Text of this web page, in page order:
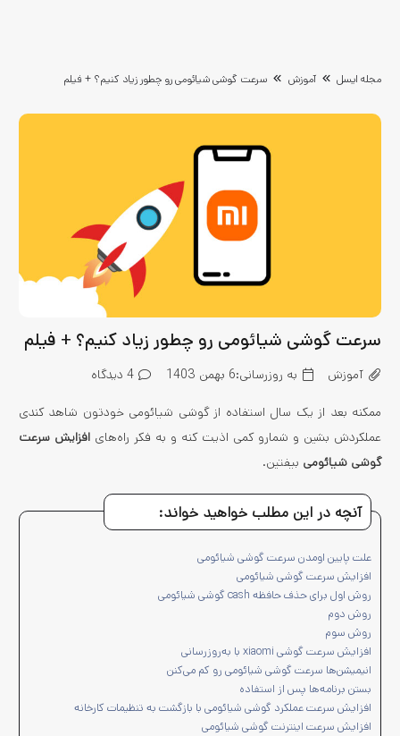
مجله ایسل آموزش سرعت گوشی شیائومی رو چطور زیاد کنیم؟ + فیلم
سرعت گوشی شیائومی رو چطور زیاد کنیم؟ + فیلم
آموزش به روزرسانی:6 بهمن 1403 4 دیدگاه
ممکنه بعد از یک سال استفاده از گوشی شیائومی خودتون شاهد کندی
عملکردش بشین و شمارو کمی اذیت کنه و به فکر راه­‌های افزایش سرعت
گوشی شیائومی‌ بیفتین.
آنچه در این مطلب خواهید خواند:
علت پایین اومدن سرعت گوشی شیائومی
افزایش سرعت گوشی شیائومی‌
روش اول برای حذف حافظه cash گوشی شیائومی
روش دوم
روش سوم
افزایش سرعت گوشی xiaomi با به‌روزرسانی
انیمیشن­‌ها سرعت گوشی شیائومی رو کم می‌‌کنن
بستن برنامه‌ها پس از استفاده
افزایش سرعت عملکرد گوشی شیائومی با بازگشت به تنظیمات کارخانه
افزایش سرعت اینترنت گوشی شیائومی